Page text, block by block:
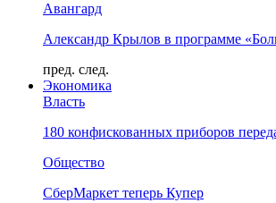
Авангард
Александр Крылов в программе
пред. след.
Экономика
Власть
180 конфискованных приборов
Общество
СберМаркет теперь Купер